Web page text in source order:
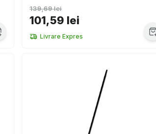
101,59 lei
139,69 lei
Livrare Expres